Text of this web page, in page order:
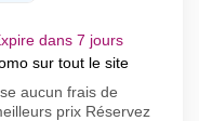
dans 7 jours
sur tout le site
aucun frais de
prix Réservez